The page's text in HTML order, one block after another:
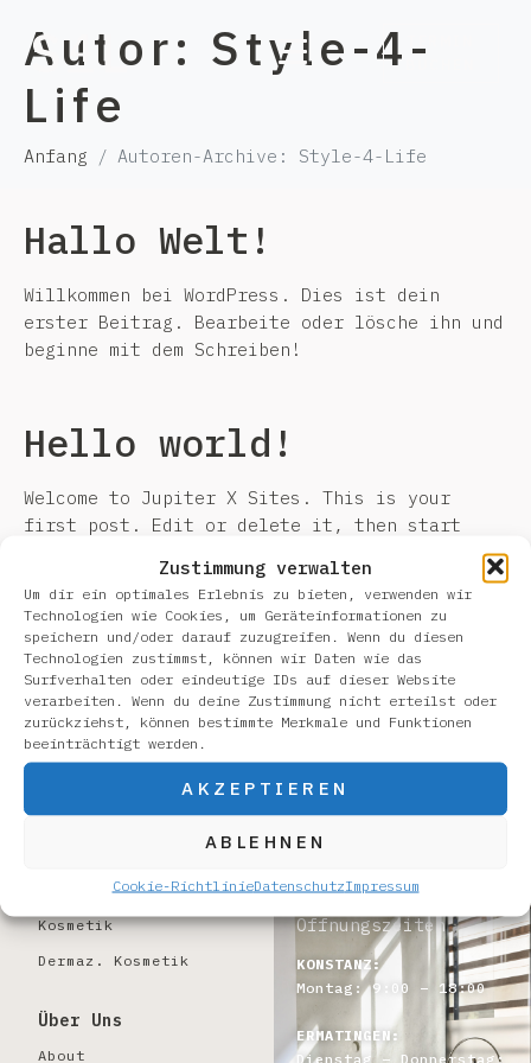
Zustimmung verwalten
Um dir ein optimales Erlebnis zu bieten, verwenden wir
Technologien wie Cookies, um Geräteinformationen zu
speichern und/oder darauf zuzugreifen. Wenn du diesen
Technologien zustimmst, können wir Daten wie das
Surfverhalten oder eindeutige IDs auf dieser Website
verarbeiten. Wenn du deine Zustimmung nicht erteilst oder
zurückziehst, können bestimmte Merkmale und Funktionen
beeinträchtigt werden.
AKZEPTIEREN
ABLEHNEN
Cookie-RichtlinieDatenschutzImpressum
Autor: Style-4-
Life
Anfang Autoren-Archive: Style-4-Life
Hallo Welt!
Willkommen bei WordPress. Dies ist dein
erster Beitrag. Bearbeite oder lösche ihn und
beginne mit dem Schreiben!
Hello world!
Welcome to Jupiter X Sites . This is your
first post. Edit or delete it, then start
Programm
Kosmetik
Dermaz. Kosmetik
Über Uns
About
Öffnungszeiten
KONSTANZ:
Montag: 9:00 – 18:00
ERMATINGEN:
Dienstag – Donnerstag: